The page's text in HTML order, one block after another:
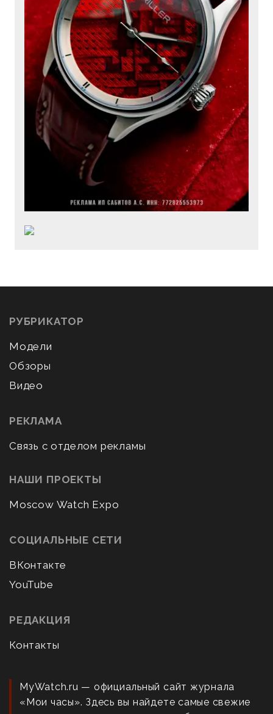
РУБРИКАТОР
Модели
Обзоры
Видео
РЕКЛАМА
Связь с отделом рекламы
НАШИ ПРОЕКТЫ
Moscow Watch Expo
СОЦИАЛЬНЫЕ СЕТИ
ВКонтакте
YouTube
РЕДАКЦИЯ
Контакты
MyWatch.ru — официальный сайт журнала
«Мои часы». Здесь вы найдете самые свежие